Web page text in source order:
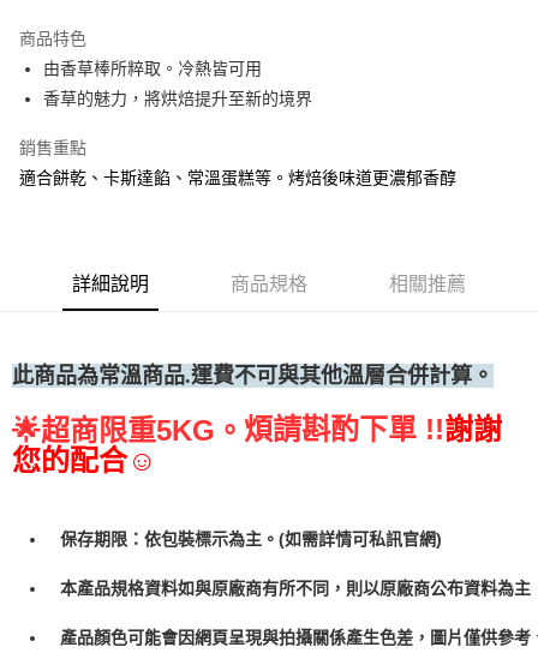
運送方式
• 付款後全家取貨
每筆NT$60，滿NT$699(含以上)免運費
• 付款後7-11取貨
每筆NT$60，滿NT$699(含以上)免運費
商品特色
由香草棒所粹取。冷熱皆可用
香草的魅力，將烘焙提升至新的境界
銷售重點
適合餅乾、卡斯達餡、常溫蛋糕等。烤焙後味道更濃郁香醇
詳細說明 商品規格 相關推薦
此商品為常溫商品.運費不可與其他溫層合併計算。
🌟超商限重5KG。 煩請斟酌下單 !!謝謝
您的配合☺
保存期限：依包裝標示為主。(如需詳情可私訊官網)
本產品規格資料如與原廠商有所不同，則以原廠商公布資料為主
產品顏色可能會因網頁呈現與拍攝關係產生色差，圖片僅供參